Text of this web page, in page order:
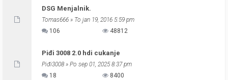
DSG Menjalnik.
Tomas666 » To jan 19, 2016 5:59 pm
106
48812
Piđi 3008 2.0 hdi cukanje
Piđi3008 » Po sep 01, 2025 8:37 pm
18
8400